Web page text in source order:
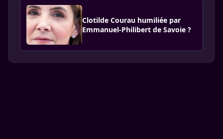
Clotilde Courau humiliée par
Emmanuel-Philibert de Savoie ?